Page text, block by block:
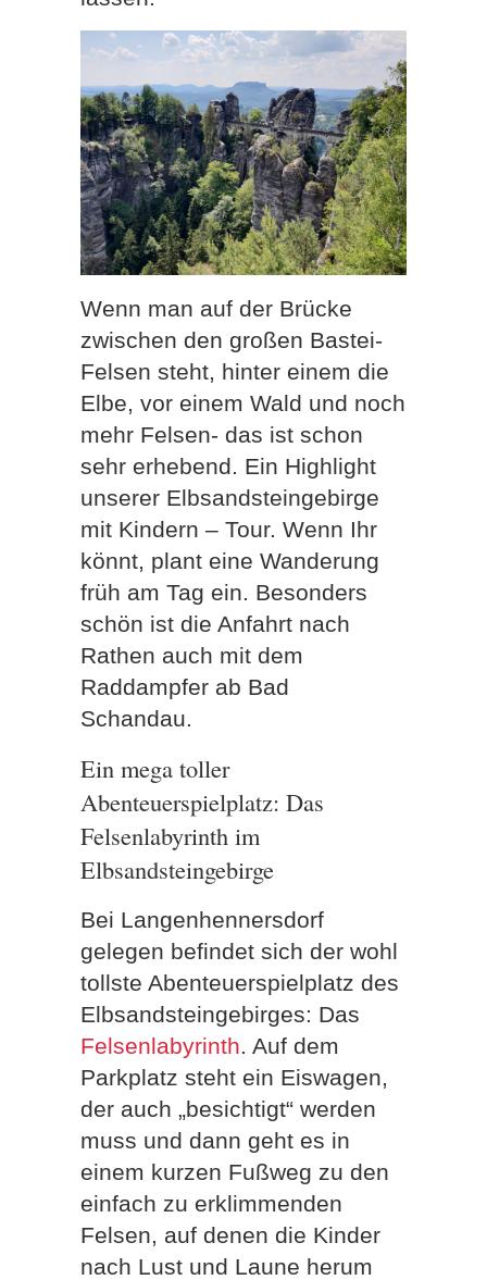
Wenn man auf der Brücke
zwischen den großen Bastei-
Felsen steht, hinter einem die
Elbe, vor einem Wald und noch
mehr Felsen- das ist schon
sehr erhebend. Ein Highlight
unserer Elbsandsteingebirge
mit Kindern – Tour. Wenn Ihr
könnt, plant eine Wanderung
früh am Tag ein. Besonders
schön ist die Anfahrt nach
Rathen auch mit dem
Raddampfer ab Bad
Schandau.
Ein mega toller
Abenteuerspielplatz: Das
Felsenlabyrinth im
Elbsandsteingebirge
Bei Langenhennersdorf
gelegen befindet sich der wohl
tollste Abenteuerspielplatz des
Elbsandsteingebirges: Das
Felsenlabyrinth. Auf dem
Parkplatz steht ein Eiswagen,
der auch „besichtigt“ werden
muss und dann geht es in
einem kurzen Fußweg zu den
einfach zu erklimmenden
Felsen, auf denen die Kinder
nach Lust und Laune herum